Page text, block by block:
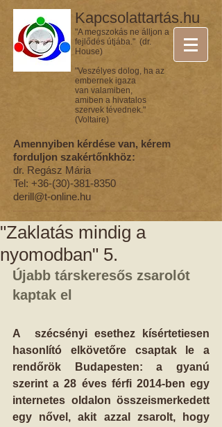
Kapcsolattartás.hu
"A megszokás ne álljon a
fejlődés útjába." (dr.
House)
"Veszélyes dolog, ha az
embernek igaza
van valamiben,
amiben a hivatalos
szervek tévednek."
(Voltaire)
Amennyiben kérdése van, kérem
forduljon szakértőnkhöz:
dr. Regász Mária
Tel: +36-(30)-381-8350
derill@t-online.hu
"Zaklatás mindig a
nyomodban" 5.
Újabb társkeresős zsarolót
kaptak el
A  szécsényi esethez kísértetiesen
hasonlító elkövetőre csaptak le a
rendőrök Budapesten: a gyanú
szerint a 28 éves férfi 2014-ben egy
internetes oldalon összeismerkedett
egy nővel, akit azzal zsarolt, hogy